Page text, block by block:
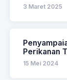
3 Maret 2025
Perikanan
15 Mei 2024